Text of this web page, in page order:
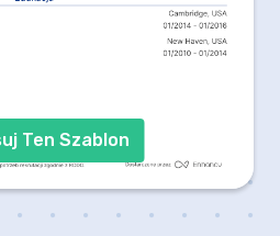
Ten Szablon